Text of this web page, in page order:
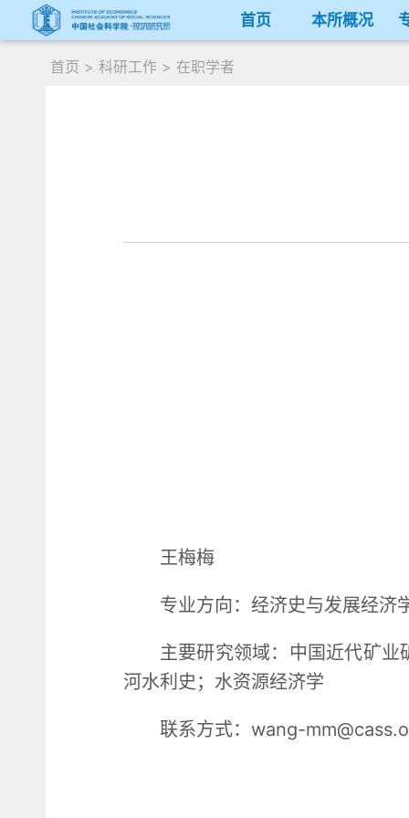
首页 本所概况
首页 > 科研工作 > 在职学者
王梅梅
专业方向：经济史与发展经济
主要研究领域：中国近代矿
河水利史；水资源经济学
联系方式：wang-